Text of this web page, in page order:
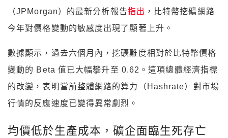
（JPMorgan）的最新分析報告指出 ，比特幣挖礦網路
今年對價格變動的敏感度出現了顯著上升。
數據顯示，過去六個月內，挖礦難度相對於比特幣價格
變動的 Beta 值已大幅攀升至 0.62。這項總體經濟指標
的改變，表明當前整體網路的算力（Hashrate）對市場
行情的反應速度已變得異常劇烈。
均價低於生產成本，礦企面臨生死存亡